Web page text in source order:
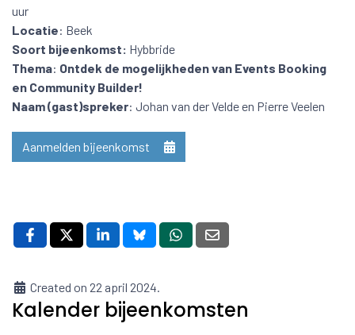
uur
Locatie: Beek
Soort bijeenkomst: Hybbride
Thema: Ontdek de mogelijkheden van Events Booking
en Community Builder!
Naam (gast)spreker: Johan van der Velde en Pierre Veelen
Aanmelden bijeenkomst
Created on 22 april 2024.
Kalender bijeenkomsten